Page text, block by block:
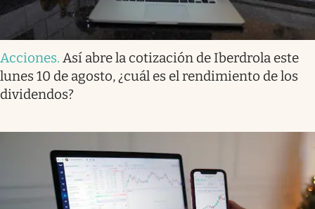
Acciones. Así abre la cotización de Iberdrola este
lunes 10 de agosto, ¿cuál es el rendimiento de los
dividendos?